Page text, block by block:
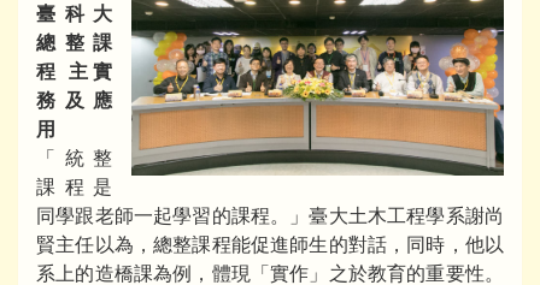
臺科大
總整課
程 主實
務及應
用
「統整
課程是
同學跟老師一起學習的課程。」臺大土木工程學系謝尚
賢主任以為，總整課程能促進師生的對話，同時，他以
系上的造橋課為例，體現「實作」之於教育的重要性。